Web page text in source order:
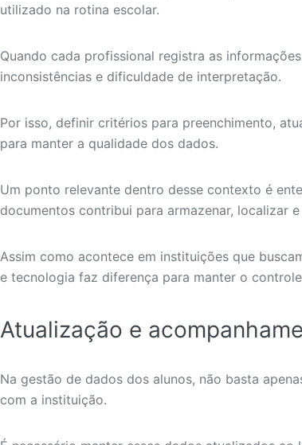
utilizado na rotina escolar.
Quando cada profissional registra as
inconsistências e dificuldade de interpretação.
Por isso, definir critérios para preenchimento,
para manter a qualidade dos dados.
Um ponto relevante dentro desse contexto é
documentos contribui para armazenar, localizar
Assim como acontece em instituições que
e tecnologia faz diferença para manter o
Atualização e
Na gestão de dados dos alunos, não basta
com a instituição.